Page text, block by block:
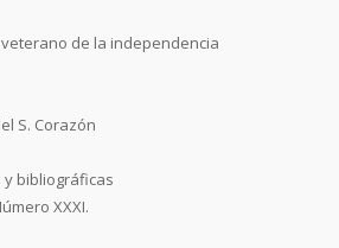
de la independencia
S. Corazón
bibliográficas
XXXI.